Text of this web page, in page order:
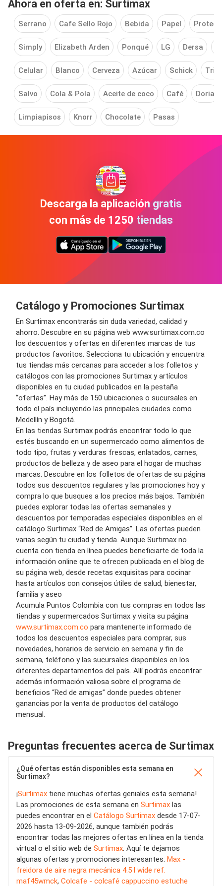
Ahora en oferta en: Surtimax
Serrano Cafe Sello Rojo Bebida Papel
Simply Elizabeth Arden Ponqué LG Dersa
Celular Blanco Cerveza Azúcar Schick
Salvo Cola & Pola Aceite de coco Café Doria
Limpiapisos Knorr Chocolate Pasas
Descarga la aplicación gratis
con más de 1250 tiendas
Catálogo y Promociones Surtimax
En Surtimax encontrarás sin duda variedad, calidad y
ahorro. Descubre en su página web www.surtimax.com.co
los descuentos y ofertas en diferentes marcas de tus
productos favoritos. Selecciona tu ubicación y encuentra
tus tiendas más cercanas para acceder a los folletos y
catálogos con las promociones Surtimax y artículos
disponibles en tu ciudad publicados en la pestaña
“ofertas”. Hay más de 150 ubicaciones o sucursales en
todo el país incluyendo las principales ciudades como
Medellín y Bogotá.
En las tiendas Surtimax podrás encontrar todo lo que
estés buscando en un supermercado como alimentos de
todo tipo, frutas y verduras frescas, enlatados, carnes,
productos de belleza y de aseo para el hogar de muchas
marcas. Descubre en los folletos de ofertas de su página
todos sus descuentos regulares y las promociones hoy y
compra lo que busques a los precios más bajos. También
puedes explorar todas las ofertas semanales y
descuentos por temporadas especiales disponibles en el
catálogo Surtimax “Red de Amigas”. Las ofertas pueden
varias según tu ciudad y tienda. Aunque Surtimax no
cuenta con tienda en línea puedes beneficiarte de toda la
información online que te ofrecen publicada en el blog de
su página web, desde recetas exquisitas para cocinar
hasta artículos con consejos útiles de salud, bienestar,
familia y aseo
Acumula Puntos Colombia con tus compras en todos las
tiendas y supermercados Surtimax y visita su página
www.surtimax.com.co para mantenerte informado de
todos los descuentos especiales para comprar, sus
novedades, horarios de servicio en semana y fin de
semana, teléfono y las sucursales disponibles en los
diferentes departamentos del país. Allí podrás encontrar
además información valiosa sobre el programa de
beneficios “Red de amigas” donde puedes obtener
ganancias por la venta de productos del catálogo
mensual.
Preguntas frecuentes acerca de Surtimax
¿Qué ofertas están disponibles esta semana en
Surtimax?
¡Surtimax tiene muchas ofertas geniales esta semana!
Las promociones de esta semana en Surtimax las
puedes encontrar en el Catálogo Surtimax desde 17-07-
2026 hasta 13-09-2026, aunque también podrás
encontrar todas las mejores ofertas en línea en la tienda
virtual o el sitio web de Surtimax. Aquí te dejamos
algunas ofertas y promociones interesantes: Max -
freidora de aire negra mecánica 4.5 l wide ref.
maf45wmck, Colcafe - colcafé cappuccino estuche